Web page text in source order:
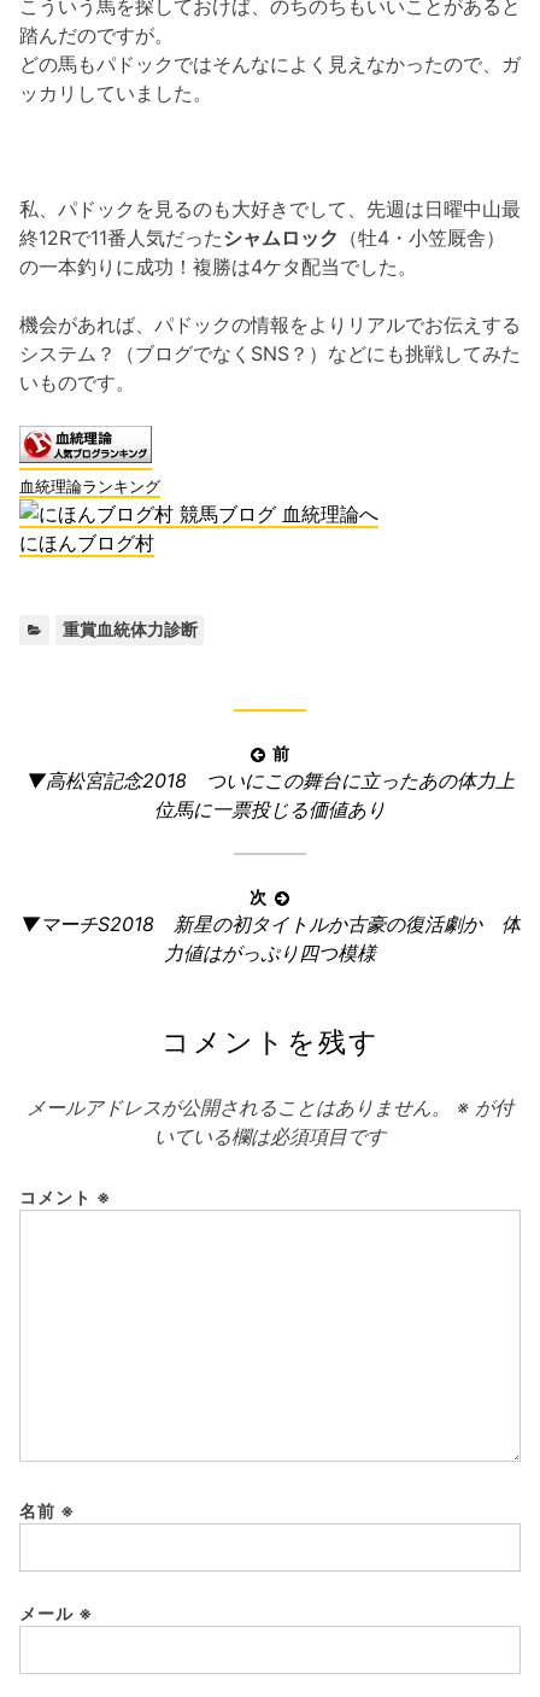
こういう馬を探しておけば、のちのちもいいことがあると
踏んだのですが。
どの馬もパドックではそんなによく見えなかったので、ガ
ッカリしていました。
私、パドックを見るのも大好きでして、先週は日曜中山最
終12Rで11番人気だったシャムロック （牡4・小笠厩舎）
の一本釣りに成功！複勝は4ケタ配当でした。
機会があれば、パドックの情報をよりリアルでお伝えする
システム？（ブログでなくSNS？）などにも挑戦してみた
いものです。
血統理論ランキング
にほんブログ村
重賞血統体力診断
稿
ー
前
前
▼高松宮記念2018 ついにこの舞台に立ったあの体力上
位馬に一票投じる価値あり
次
次
▼マーチS2018 新星の初タイトルか古豪の復活劇か 体
力値はがっぷり四つ模様
コメントを残す
メールアドレスが公開されることはありません。 ※ が付
いている欄は必須項目です
コメント ※
名前 ※
メール ※